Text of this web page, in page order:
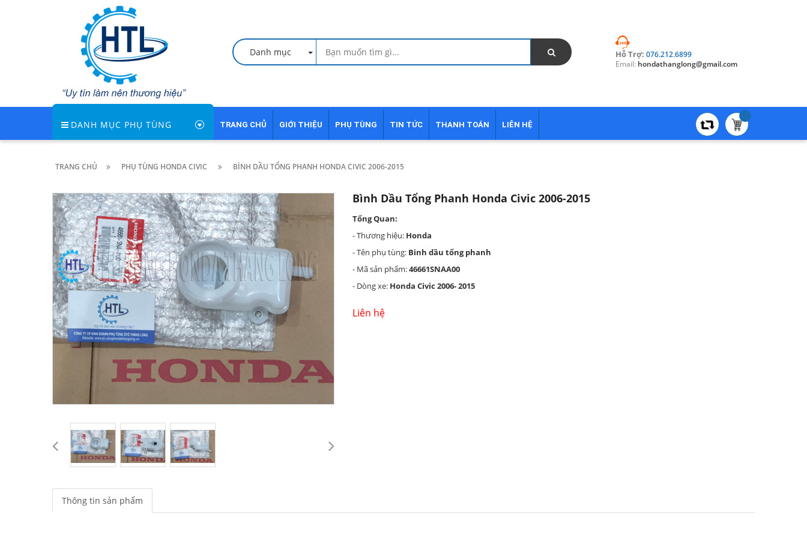
Danh mục Hỗ Trợ: 076.212.6899
Email: hondathanglong@gmail.com
DANH MỤC PHỤ TÙNG TRANG CHỦ GIỚI THIỆU PHỤ TÙNG TIN TỨC THANH TOÁN LIÊN HỆ
TRANG CHỦ PHỤ TÙNG HONDA CIVIC BÌNH DẦU TỔNG PHANH HONDA CIVIC 2006-2015
Bình Dầu Tổng Phanh Honda Civic 2006-2015
Tổng Quan:
- Thương hiệu: Honda
- Tên phụ tùng: Binh dầu tổng phanh
- Mã sản phẩm:46661SNAA00
- Dòng xe: Honda Civic 2006- 2015
Liên hệ
Thông tin sản phẩm